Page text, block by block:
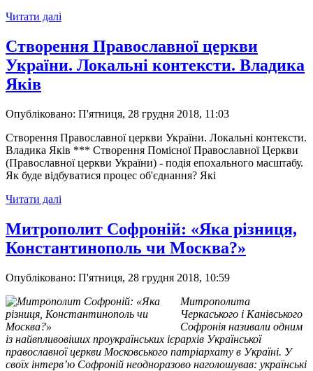
Читати далі
Створення Православної церкви
України. Локальні контексти. Владика
Яків
Опубліковано: П'ятниця, 28 грудня 2018, 11:03
Створення Православної церкви України. Локальні контексти.
Владика Яків *** Створення Помісної Православної Церкви
(Православної церкви України) - подія епохального масштабу.
Як буде відбуватися процес об'єднання? Які
Читати далі
Митрополит Софроній: «Яка різниця,
Константинополь чи Москва?»
Опубліковано: П'ятниця, 28 грудня 2018, 10:59
Митрополита
Черкаського і Канівського
Софронія називали одним
із найвпливовіших проукраїнських ієрархів Української
православної церкви Московського патріархату в Україні. У
своїх інтерв’ю Софроній неодноразово наголошував: українські